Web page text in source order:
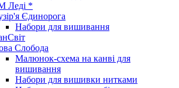
Леді *
Єдинорога
Набори для вишивання
Слобода
Малюнок-схема на канві для
вишивання
Набори для вишивки нитками